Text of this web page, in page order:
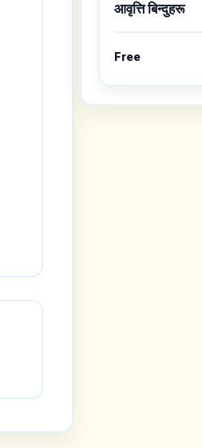
आवृत्ति बिन्दुहरू
Free